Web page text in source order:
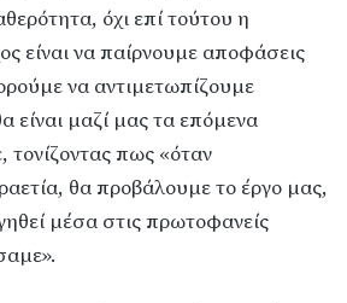
όχι επί τούτου η
είναι να παίρνουμε αποφάσεις
να αντιμετωπίζουμε
είναι μαζί μας τα επόμενα
τονίζοντας πως «όταν
θα προβάλουμε το έργο μας,
μέσα στις πρωτοφανείς